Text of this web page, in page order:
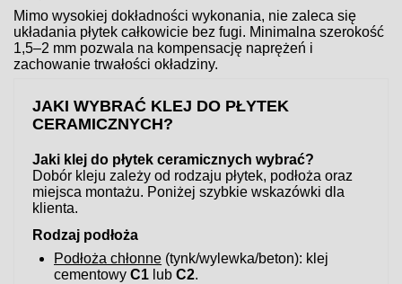
Mimo wysokiej dokładności wykonania, nie zaleca się
układania płytek całkowicie bez fugi. Minimalna szerokość
1,5–2 mm pozwala na kompensację naprężeń i
zachowanie trwałości okładziny.
JAKI WYBRAĆ KLEJ DO PŁYTEK
CERAMICZNYCH?
Jaki klej do płytek ceramicznych wybrać?
Dobór kleju zależy od rodzaju płytek, podłoża oraz
miejsca montażu. Poniżej szybkie wskazówki dla
klienta.
Rodzaj podłoża
Podłoża chłonne (tynk/wylewka/beton): klej
cementowyC1 lubC2.